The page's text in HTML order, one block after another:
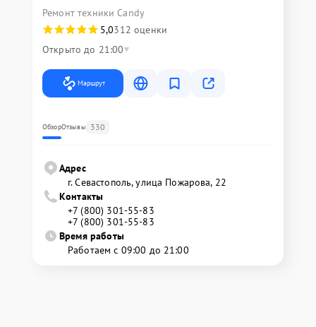
Ремонт техники Candy
5,0312 оценки
Открыто до 21:00
Маршрут
ОбзорОтзывы 330
Адрес
г. Севастополь, улица Пожарова, 22
Контакты
+7 (800) 301-55-83
+7 (800) 301-55-83
Время работы
Работаем с 09:00 до 21:00